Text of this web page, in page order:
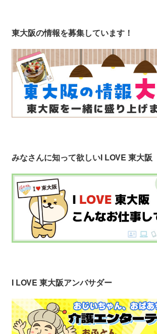
東大阪の情報を募集しています！
みなさんに知って欲しいI LOVE 東大阪
I LOVE 東大阪アンバサダー